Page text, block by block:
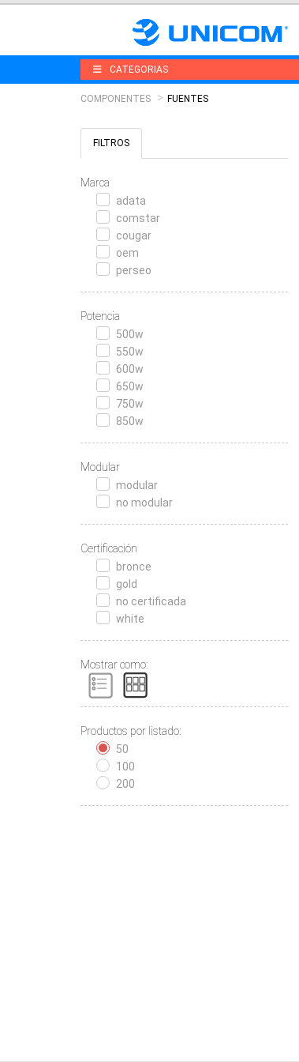
CATEGORIAS
COMPONENTES FUENTES
FILTROS
Marca
adata
comstar
cougar
oem
perseo
Potencia
500w
550w
600w
650w
750w
850w
Modular
modular
no modular
Certificación
bronce
gold
no certificada
white
Mostrar como:
Productos por listado:
50
100
200